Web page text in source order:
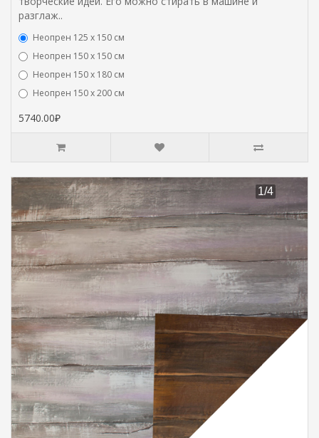
разглаж..
Неопрен 125 х 150 см
Неопрен 150 х 150 см
Неопрен 150 х 180 см
Hеопрен 150 х 200 см
5740.00₽